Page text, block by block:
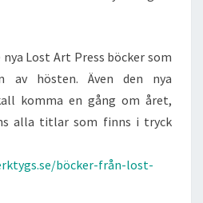
Lost Art Press böcker som
av hösten. Även den nya
komma en gång om året,
alla titlar som finns i tryck
böcker-från-lost-